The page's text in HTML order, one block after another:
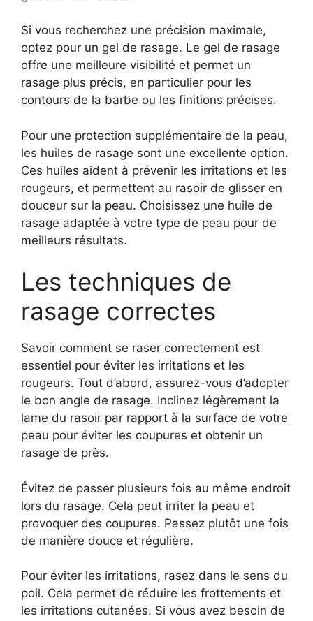
Si vous recherchez une précision maximale,
optez pour un gel de rasage. Le gel de rasage
offre une meilleure visibilité et permet un
rasage plus précis, en particulier pour les
contours de la barbe ou les finitions précises.
Pour une protection supplémentaire de la peau,
les huiles de rasage sont une excellente option.
Ces huiles aident à prévenir les irritations et les
rougeurs, et permettent au rasoir de glisser en
douceur sur la peau. Choisissez une huile de
rasage adaptée à votre type de peau pour de
meilleurs résultats.
Les techniques de
rasage correctes
Savoir comment se raser correctement est
essentiel pour éviter les irritations et les
rougeurs. Tout d’abord, assurez-vous d’adopter
le bon angle de rasage. Inclinez légèrement la
lame du rasoir par rapport à la surface de votre
peau pour éviter les coupures et obtenir un
rasage de près.
Évitez de passer plusieurs fois au même endroit
lors du rasage. Cela peut irriter la peau et
provoquer des coupures. Passez plutôt une fois
de manière douce et régulière.
Pour éviter les irritations, rasez dans le sens du
poil. Cela permet de réduire les frottements et
les irritations cutanées. Si vous avez besoin de